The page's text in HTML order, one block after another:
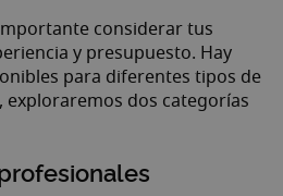
considerar tus
y presupuesto. Hay
para diferentes tipos de
dos categorías